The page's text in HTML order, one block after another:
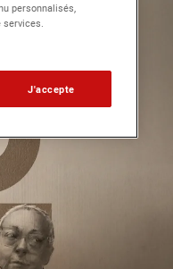
personnalisés,
J'accepte